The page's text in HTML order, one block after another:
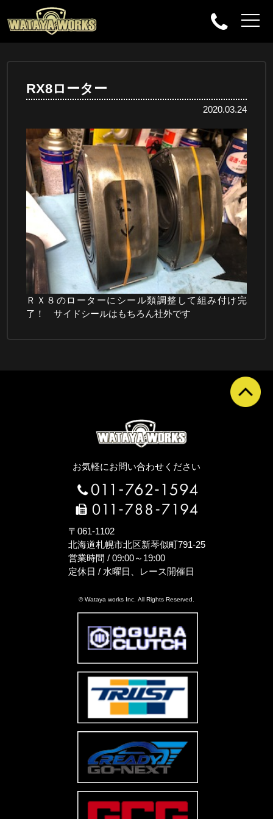
RX8ローター
2020.03.24
ＲＸ８のローターにシール類調整して組み付け完
了！ サイドシールはもちろん社外です
お気軽にお問い合わせください
〒061-1102
北海道札幌市北区新琴似町791-25
営業時間 / 09:00～19:00
定休日 / 水曜日、レース開催日
© Wataya works Inc. All Rights Reserved.